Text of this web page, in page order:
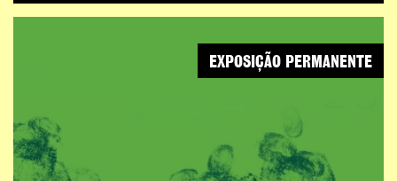
EXPOSIÇÃO PERMANENTE